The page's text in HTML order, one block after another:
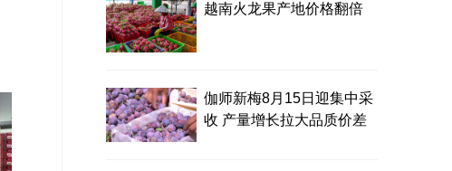
越南火龙果产地价格翻倍
伽师新梅8月15日迎集中采
收 产量增长拉大品质价差